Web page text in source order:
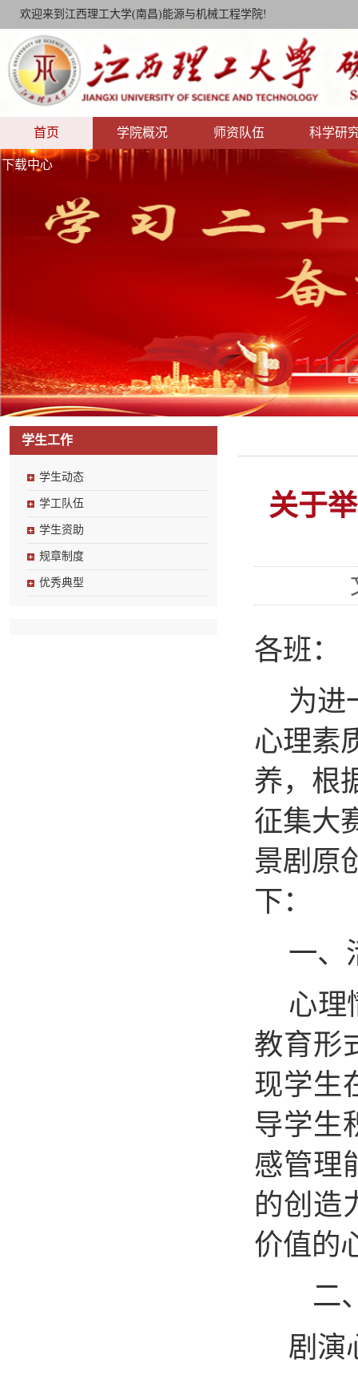
欢迎来到江西理工大学(南昌)能源与机械工程学院!
首页 学院概况 师资队伍 科学研
下载中心
学生工作
学生动态
学工队伍
学生资助
规章制度
优秀典型
关于
各班：
为进
心理素
养， 根
征集大
景剧原
下：
一、
心理
教育形
现学生
导学生
感管理
的创造
价值的
二
剧演